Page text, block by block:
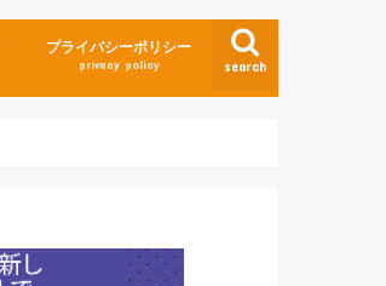
search
プライバシーポリシー
privacy policy